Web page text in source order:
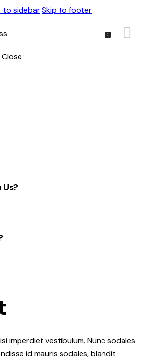
to sidebarSkip to footer
Close
imperdiet vestibulum. Nunc sodales
id mauris sodales, blandit